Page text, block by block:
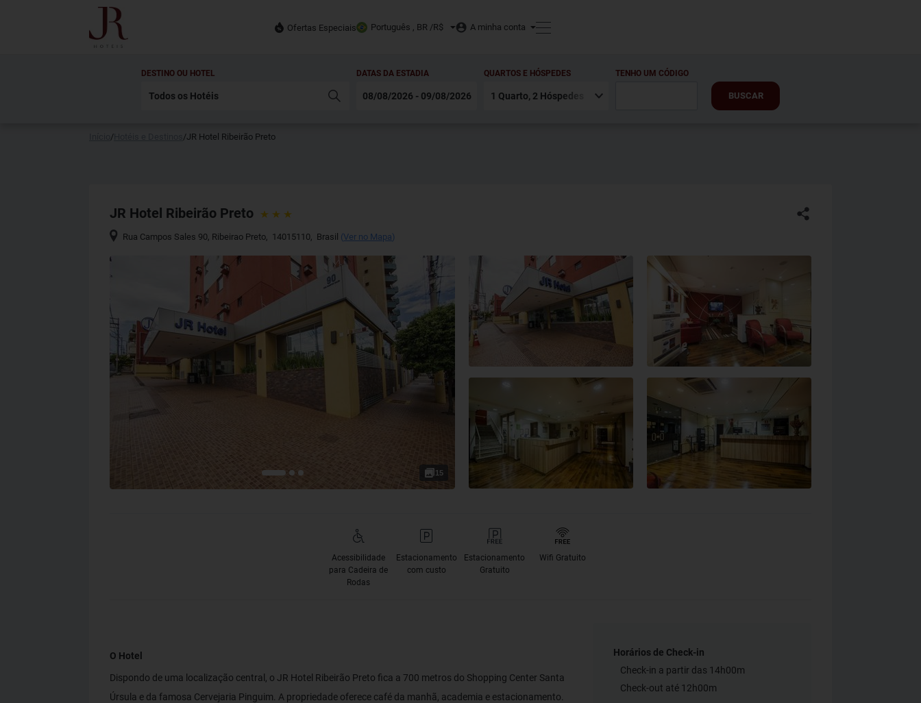
Ofertas Especiais Português , BR /R$ A minha conta
DESTINO OU HOTEL DATAS DA ESTADIA QUARTOS E HÓSPEDES TENHO UM CÓDIGO
BUSCAR
/ /JR Hotel Ribeirão Preto
JR Hotel Ribeirão Preto
Rua Campos Sales 90, Ribeirao Preto, 14015110, Brasil (Ver no Mapa)
15
Acessibilidade
para Cadeira de
Rodas
Estacionamento
com custo
Estacionamento
Gratuito
Wifi Gratuito
O Hotel
Dispondo de uma localização central, o JR Hotel Ribeirão Preto fica a 700 metros do Shopping Center Santa
Úrsula e da famosa Cervejaria Pinguim. A propriedade oferece café da manhã, academia e estacionamento.
Horários de Check-in
Check-in a partir das 14h00m
Check-out até 12h00m